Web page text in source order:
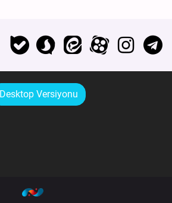
Desktop Versiyonu